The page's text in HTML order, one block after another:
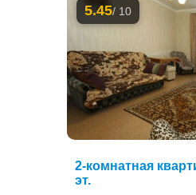
5.45/ 10
2-комнатная
эт.